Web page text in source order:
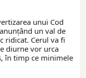
unui Cod
un val de
ridicat. Cerul va fi
diurne vor urca
în timp ce minimele